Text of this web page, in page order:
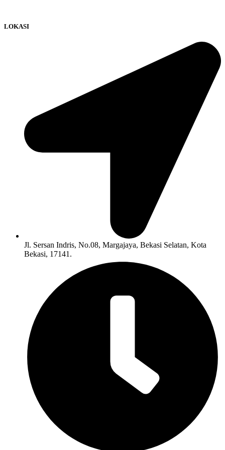
LOKASI
Jl. Sersan Indris, No.08, Margajaya, Bekasi Selatan, Kota
Bekasi, 17141.